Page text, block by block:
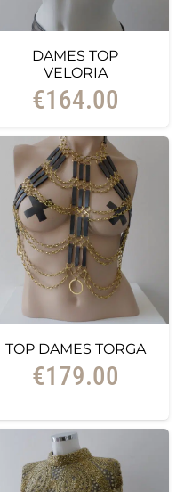
DAMES TOP
VELORIA
€164.00
TOP DAMES TORGA
€179.00